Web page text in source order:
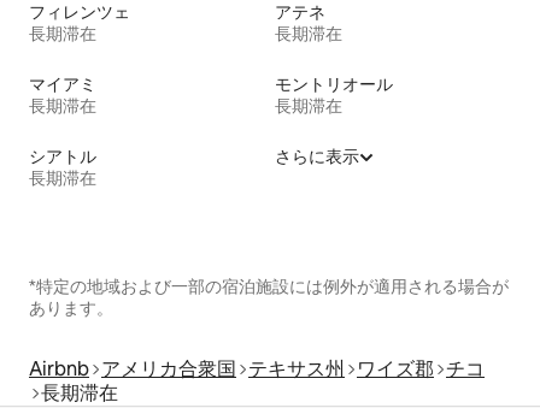
フィレンツェ
長期滞在
アテネ
長期滞在
マイアミ
長期滞在
モントリオール
長期滞在
シアトル
長期滞在
さらに表示
*特定の地域および一部の宿泊施設には例外が適用される場合が
あります。
Airbnb アメリカ合衆国 テキサス州 ワイズ郡 チコ
長期滞在